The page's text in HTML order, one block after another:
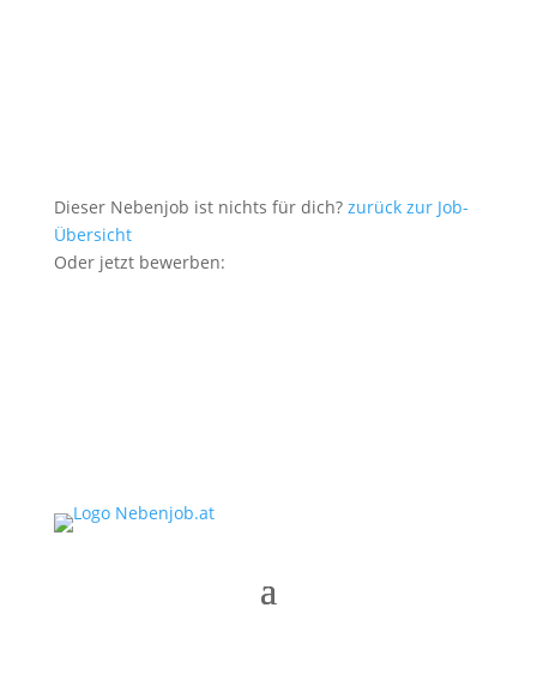
Dieser Nebenjob ist nichts für dich? zurück zur Job-
Übersicht
Oder jetzt bewerben: